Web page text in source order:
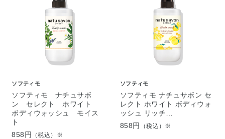
ソフティモ
ソフティモ ナチュサボ
ン セレクト ホワイト
ボディウォッシュ モイス
ト
858円 （税込）※
ソフティモ
ソフティモ ナチュサボン セ
レクト ホワイト ボディウォ
ッシュ リッチ…
858円
（税込）※